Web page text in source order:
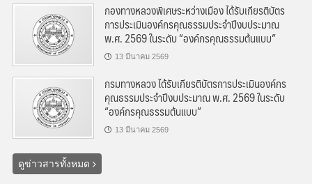
กองทางหลวงพิเศษระหว่างเมือง ได้รับเกียรติบัตร
การประเมินองค์กรคุณธรรมประจำปีงบประมาณ
พ.ศ. 2569 ในระดับ “องค์กรคุณธรรมต้นแบบ”
13 มีนาคม 2569
กรมทางหลวง ได้รับเกียรติบัตรการประเมินองค์กร
คุณธรรมประจำปีงบประมาณ พ.ศ. 2569 ในระดับ
“องค์กรคุณธรรมต้นแบบ”
13 มีนาคม 2569
ดูข่าวสารทั้งหมด